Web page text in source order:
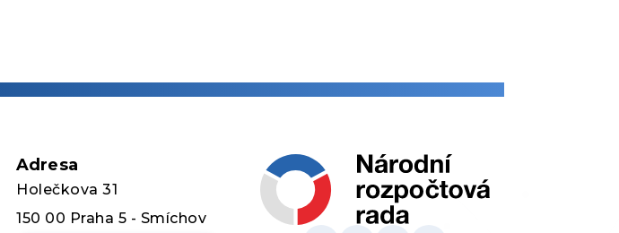
Adresa
Holečkova 31
150 00 Praha 5 - Smíchov